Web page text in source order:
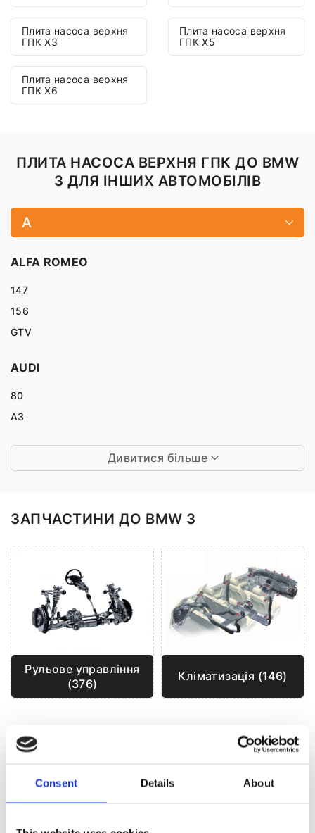
Consent Details About
Плита насоса верхня
ГПК X3
Плита насоса верхня
ГПК X5
Плита насоса верхня
ГПК X6
ПЛИТА НАСОСА ВЕРХНЯ ГПК ДО BMW
3 ДЛЯ ІНШИХ АВТОМОБІЛІВ
A
ALFA ROMEO
147
156
GTV
AUDI
80
A3
Дивитися більше
ЗАПЧАСТИНИ ДО BMW 3
Рульове управління
(376)
Кліматизація (146)
РУЛЬОВЕ УПРАВЛІННЯ ДЛЯ BMW 3